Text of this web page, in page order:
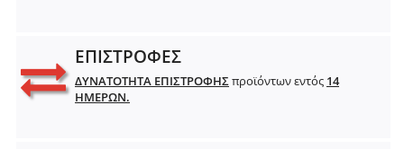
ΕΠΙΣΤΡΟΦΕΣ
ΔΥΝΑΤΟΤΗΤΑ ΕΠΙΣΤΡΟΦΗΣπροϊόντων εντός 14
ΗΜΕΡΩΝ.